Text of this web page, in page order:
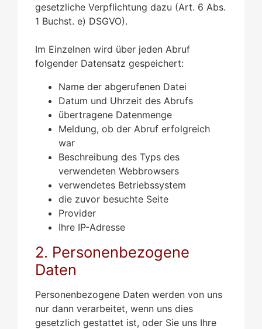
gesetzliche Verpflichtung dazu (Art. 6 Abs.
1 Buchst. e) DSGVO).
Im Einzelnen wird über jeden Abruf
folgender Datensatz gespeichert:
Name der abgerufenen Datei
Datum und Uhrzeit des Abrufs
übertragene Datenmenge
Meldung, ob der Abruf erfolgreich
war
Beschreibung des Typs des
verwendeten Webbrowsers
verwendetes Betriebssystem
die zuvor besuchte Seite
Provider
Ihre IP-Adresse
2. Personenbezogene
Daten
Personenbezogene Daten werden von uns
nur dann verarbeitet, wenn uns dies
gesetzlich gestattet ist, oder Sie uns Ihre